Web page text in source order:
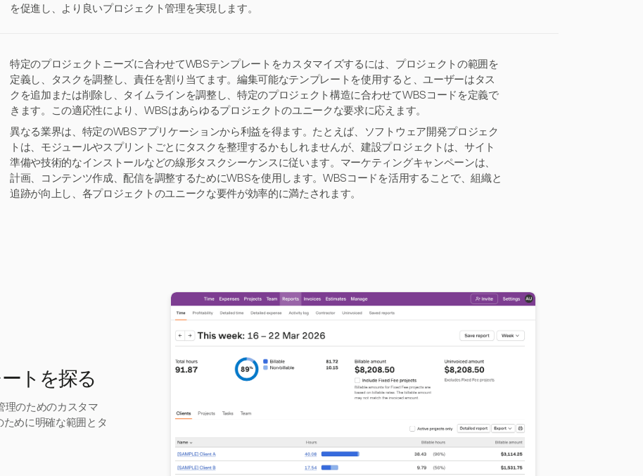
を促進し、より良いプロジェクト管理を実現します。
特定のプロジェクトニーズに合わせてWBSテンプレートをカスタマイズするには、プロジェクトの範囲を
定義し、タスクを調整し、責任を割り当てます。編集可能なテンプレートを使用すると、ユーザーはタス
クを追加または削除し、タイムラインを調整し、特定のプロジェクト構造に合わせてWBSコードを定義で
きます。この適応性により、WBSはあらゆるプロジェクトのユニークな要求に応えます。
異なる業界は、特定のWBSアプリケーションから利益を得ます。たとえば、ソフトウェア開発プロジェク
トは、モジュールやスプリントごとにタスクを整理するかもしれませんが、建設プロジェクトは、サイト
準備や技術的なインストールなどの線形タスクシーケンスに従います。マーケティングキャンペーンは、
計画、コンテンツ作成、配信を調整するためにWBSを使用します。WBSコードを活用することで、組織と
追跡が向上し、各プロジェクトのユニークな要件が効率的に満たされます。
トを探る
理のためのカスタマ
めに明確な範囲とタ